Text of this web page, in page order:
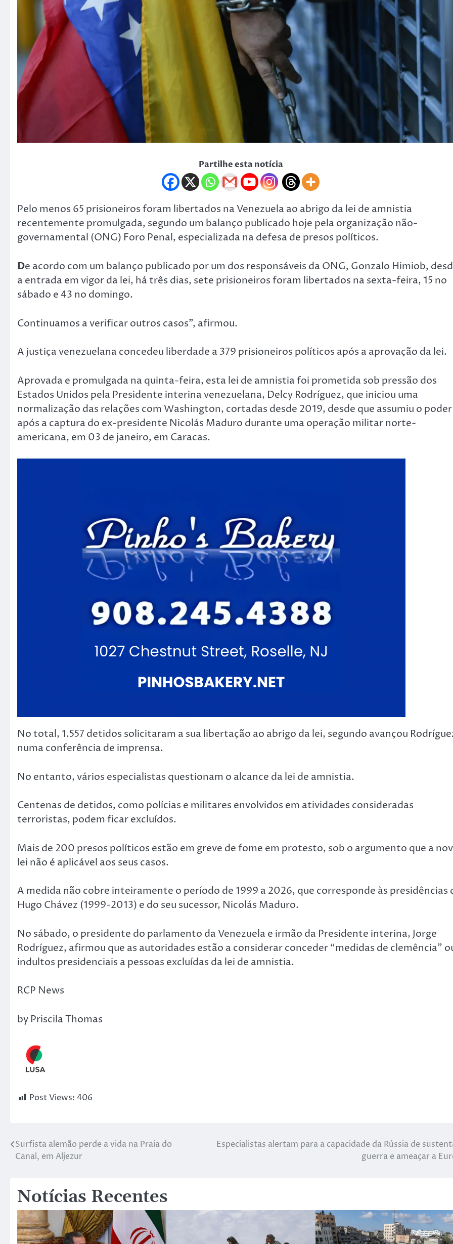
Partilhe esta notícia
Pelo menos 65 prisioneiros foram libertados na Venezuela ao abrigo da lei de amnistia
recentemente promulgada, segundo um balanço publicado hoje pela organização não-
governamental (ONG) Foro Penal, especializada na defesa de presos políticos.
De acordo com um balanço publicado por um dos responsáveis da ONG, Gonzalo Himiob,
a entrada em vigor da lei, há três dias, sete prisioneiros foram libertados na sexta-feira, 15 no
sábado e 43 no domingo.
Continuamos a verificar outros casos”, afirmou.
A justiça venezuelana concedeu liberdade a 379 prisioneiros políticos após a aprovação da lei.
Aprovada e promulgada na quinta-feira, esta lei de amnistia foi prometida sob pressão dos
Estados Unidos pela Presidente interina venezuelana, Delcy Rodríguez, que iniciou uma
normalização das relações com Washington, cortadas desde 2019, desde que assumiu o poder
após a captura do ex-presidente Nicolás Maduro durante uma operação militar norte-
americana, em 03 de janeiro, em Caracas.
No total, 1.557 detidos solicitaram a sua libertação ao abrigo da lei, segundo avançou
numa conferência de imprensa.
No entanto, vários especialistas questionam o alcance da lei de amnistia.
Centenas de detidos, como polícias e militares envolvidos em atividades consideradas
terroristas, podem ficar excluídos.
Mais de 200 presos políticos estão em greve de fome em protesto, sob o argumento que a
lei não é aplicável aos seus casos.
A medida não cobre inteiramente o período de 1999 a 2026, que corresponde às presidências
Hugo Chávez (1999-2013) e do seu sucessor, Nicolás Maduro.
No sábado, o presidente do parlamento da Venezuela e irmão da Presidente interina, Jorge
Rodríguez, afirmou que as autoridades estão a considerar conceder “medidas de clemência”
indultos presidenciais a pessoas excluídas da lei de amnistia.
RCP News
by Priscila Thomas
Post Views: 406
Surfista alemão perde a vida na Praia do
Canal, em Aljezur
Especialistas alertam para a capacidade da Rússia de
guerra e ameaçar a
Notícias Recentes